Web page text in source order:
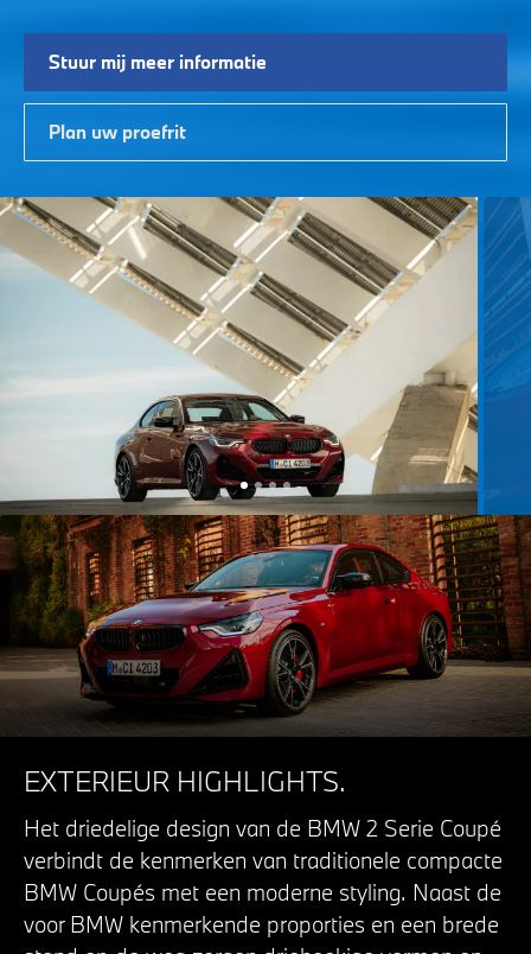
Stuur mij meer informatie
Plan uw proefrit
EXTERIEUR HIGHLIGHTS.
Het driedelige design van de BMW 2 Serie Coupé
verbindt de kenmerken van traditionele compacte
BMW Coupés met een moderne styling. Naast de
voor BMW kenmerkende proporties en een brede